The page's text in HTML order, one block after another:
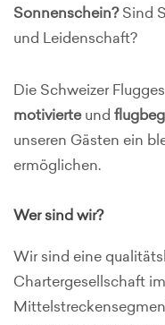
Sonnenschein?Sind
und Leidenschaft?
Die Schweizer
motivierteund
unseren Gästen ein
ermöglichen.
Wer sind wir?
Wir sind eine
Chartergesellschaft